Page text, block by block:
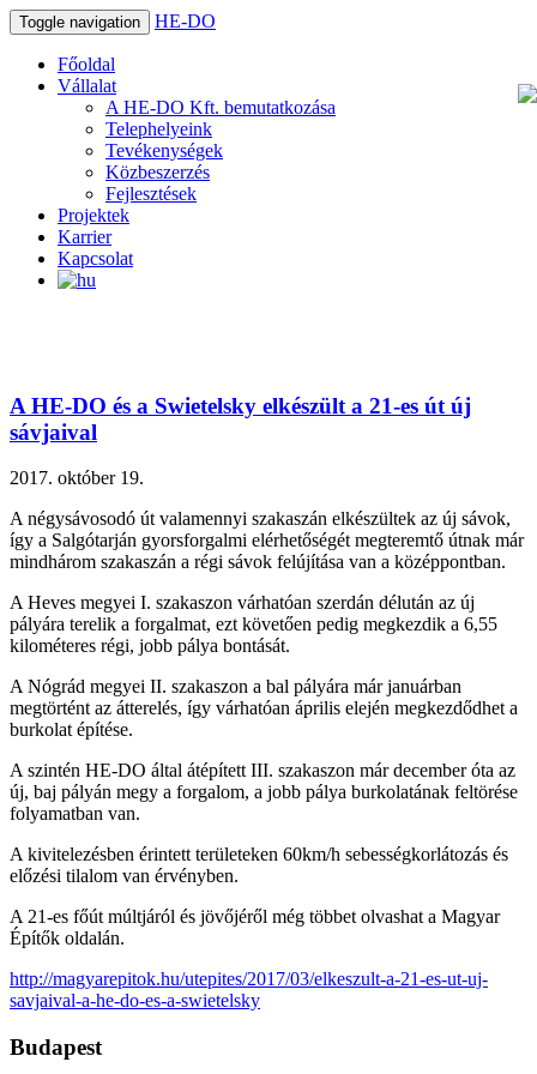
Toggle navigation HE-DO
Főoldal
Vállalat
A HE-DO Kft. bemutatkozása
Telephelyeink
Tevékenységek
Közbeszerzés
Fejlesztések
Projektek
Karrier
Kapcsolat
A HE-DO és a Swietelsky elkészült a 21-es út új
sávjaival
2017. október 19.
A négysávosodó út valamennyi szakaszán elkészültek az új sávok,
így a Salgótarján gyorsforgalmi elérhetőségét megteremtő útnak már
mindhárom szakaszán a régi sávok felújítása van a középpontban.
A Heves megyei I. szakaszon várhatóan szerdán délután az új
pályára terelik a forgalmat, ezt követően pedig megkezdik a 6,55
kilométeres régi, jobb pálya bontását.
A Nógrád megyei II. szakaszon a bal pályára már januárban
megtörtént az átterelés, így várhatóan április elején megkezdődhet a
burkolat építése.
A szintén HE-DO által átépített III. szakaszon már december óta az
új, baj pályán megy a forgalom, a jobb pálya burkolatának feltörése
folyamatban van.
A kivitelezésben érintett területeken 60km/h sebességkorlátozás és
előzési tilalom van érvényben.
A 21-es főút múltjáról és jövőjéről még többet olvashat a Magyar
Építők oldalán.
http://magyarepitok.hu/utepites/2017/03/elkeszult-a-21-es-ut-uj-
savjaival-a-he-do-es-a-swietelsky
Budapest